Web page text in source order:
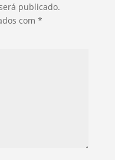
publicado.
com *